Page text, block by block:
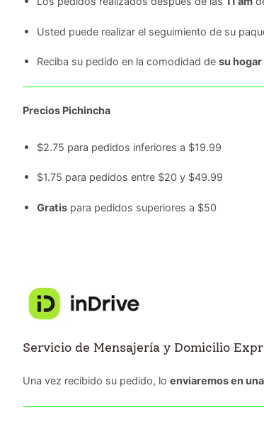
Usted puede realizar el seguimiento de su
Reciba su pedido en la comodidad de su hogar
Precios Pichincha
$2.75 para pedidos inferiores a $19.99
$1.75 para pedidos entre $20 y $49.99
Gratispara pedidos superiores a $50
Servicio de Mensajería y Domicilio
Una vez recibido su pedido, lo enviaremos en